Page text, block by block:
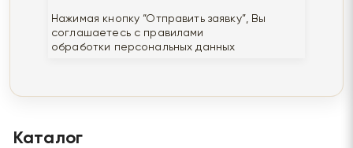
Нажимая кнопку “Отправить заявку”, Вы
соглашаетесь с правилами
обработки персональных данных
Каталог